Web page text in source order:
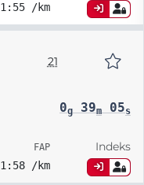
1:55 /km
21
0g39m05s
FAP
1:58 /km
Indeks